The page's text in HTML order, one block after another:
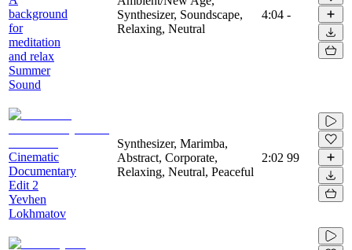
background
for
meditation
and relax
Summer
Sound
Synthesizer, Soundscape,
Relaxing, Neutral
4:04 -
Cinematic
Documentary
Edit 2
Yevhen
Lokhmatov
Synthesizer, Marimba,
Abstract, Corporate,
Relaxing, Neutral, Peaceful
2:02 99